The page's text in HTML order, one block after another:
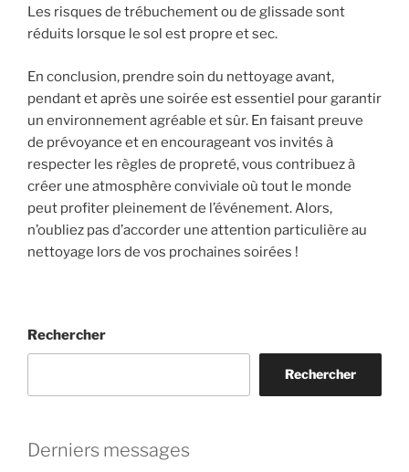
Les risques de trébuchement ou de glissade sont
réduits lorsque le sol est propre et sec.
En conclusion, prendre soin du nettoyage avant,
pendant et après une soirée est essentiel pour garantir
un environnement agréable et sûr. En faisant preuve
de prévoyance et en encourageant vos invités à
respecter les règles de propreté, vous contribuez à
créer une atmosphère conviviale où tout le monde
peut profiter pleinement de l’événement. Alors,
n’oubliez pas d’accorder une attention particulière au
nettoyage lors de vos prochaines soirées !
Rechercher
Rechercher
Derniers messages